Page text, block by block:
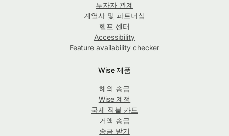
투자자 관계
계열사 및 파트너십
헬프 센터
Accessibility
Feature availability checker
Wise 제품
해외 송금
Wise 계정
국제 직불 카드
거액 송금
송금 받기